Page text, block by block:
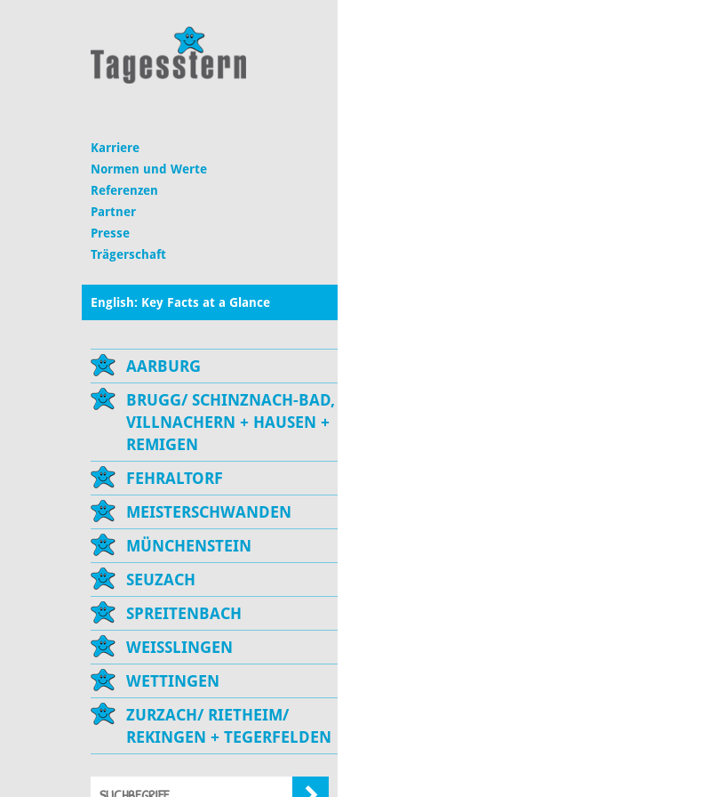
Karriere
Normen und Werte
Referenzen
Partner
Presse
Trägerschaft
English: Key Facts at a Glance
AARBURG
BRUGG/ SCHINZNACH-BAD,
VILLNACHERN + HAUSEN +
REMIGEN
FEHRALTORF
MEISTERSCHWANDEN
MÜNCHENSTEIN
SEUZACH
SPREITENBACH
WEISSLINGEN
WETTINGEN
ZURZACH/ RIETHEIM/
REKINGEN + TEGERFELDEN